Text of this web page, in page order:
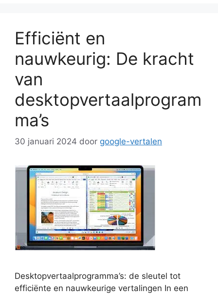
Efficiënt en
nauwkeurig: De kracht
van
desktopvertaalprogram
ma’s
30 januari 2024 door google-vertalen
Desktopvertaalprogramma’s: de sleutel tot
efficiënte en nauwkeurige vertalingen In een